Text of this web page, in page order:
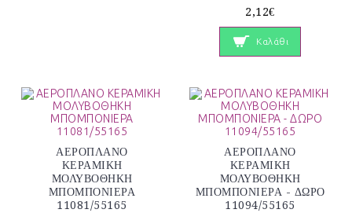
2,12€
Καλάθι
ΑΕΡΟΠΛΑΝΟ
ΚΕΡΑΜΙΚΗ
ΜΟΛΥΒΟΘΗΚΗ
ΜΠΟΜΠΟΝΙΕΡΑ
11081/55165
ΑΕΡΟΠΛΑΝΟ
ΚΕΡΑΜΙΚΗ
ΜΟΛΥΒΟΘΗΚΗ
ΜΠΟΜΠΟΝΙΕΡΑ - ΔΩΡΟ
11094/55165